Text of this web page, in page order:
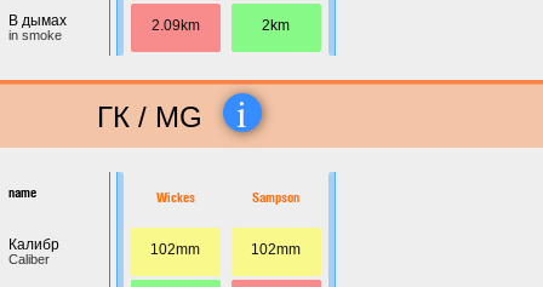
В дымах
in smoke
2.09km 2km
ГК / MG i
name
Калибр
Caliber
Wickes
102mm
Sampson
102mm